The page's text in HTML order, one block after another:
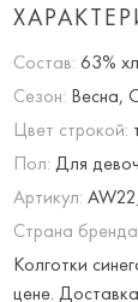
Состав: 63%
Сезон: Весна,
Цвет строкой:
Пол: Для
Артикул:
Страна
Колготки
цене.